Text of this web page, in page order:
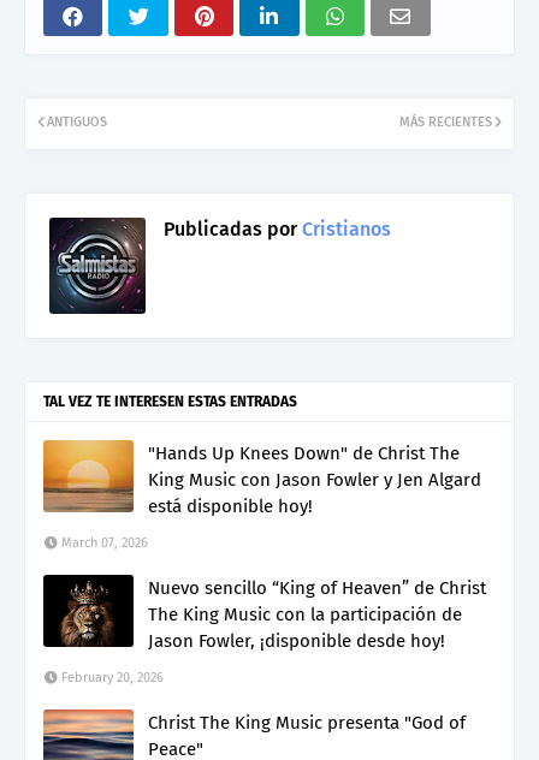
MÁS RECIENTES
ANTIGUOS
Publicadas porCristianos
TAL VEZ TE INTERESEN ESTAS ENTRADAS
"Hands Up Knees Down" de Christ The
King Music con Jason Fowler y Jen Algard
está disponible hoy!
March 07, 2026
Nuevo sencillo “King of Heaven” de Christ
The King Music con la participación de
Jason Fowler, ¡disponible desde hoy!
February 20, 2026
Christ The King Music presenta "God of
Peace"